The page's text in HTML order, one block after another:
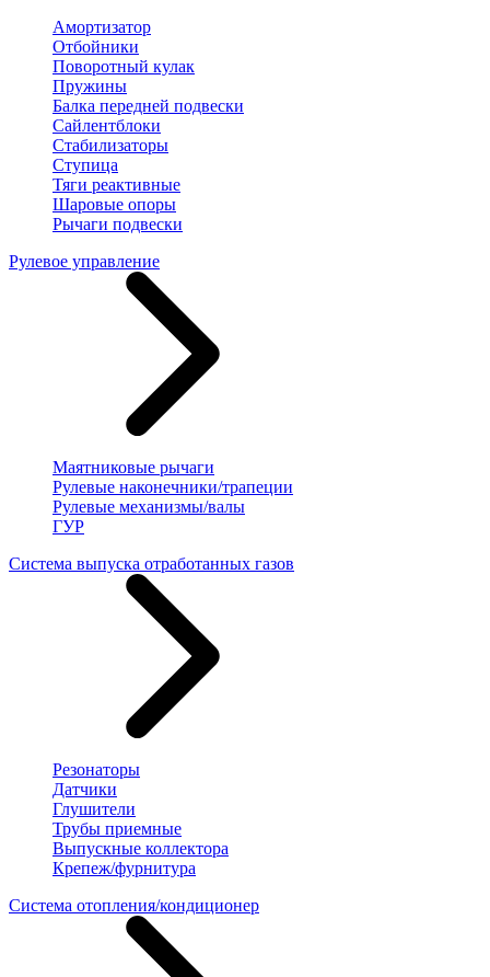
Амортизатор
Отбойники
Поворотный кулак
Пружины
Балка передней подвески
Сайлентблоки
Стабилизаторы
Ступица
Тяги реактивные
Шаровые опоры
Рычаги подвески
Рулевое управление
Маятниковые рычаги
Рулевые наконечники/трапеции
Рулевые механизмы/валы
ГУР
Система выпуска отработанных газов
Резонаторы
Датчики
Глушители
Трубы приемные
Выпускные коллектора
Крепеж/фурнитура
Система отопления/кондиционер